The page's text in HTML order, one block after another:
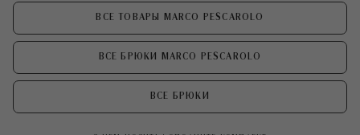
ВСЕ ТОВАРЫ MARCO PESCAROLO
ВСЕ БРЮКИ MARCO PESCAROLO
ВСЕ БРЮКИ